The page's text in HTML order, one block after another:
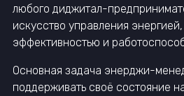
любого диджитал-
искусство управления
эффективностью и
Основная задача энерджи-
поддерживать своё состояние